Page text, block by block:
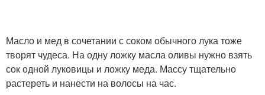
Масло и мед в сочетании с соком обычного лука тоже
творят чудеса. На одну ложку масла оливы нужно взять
сок одной луковицы и ложку меда. Массу тщательно
растереть и нанести на волосы на час.